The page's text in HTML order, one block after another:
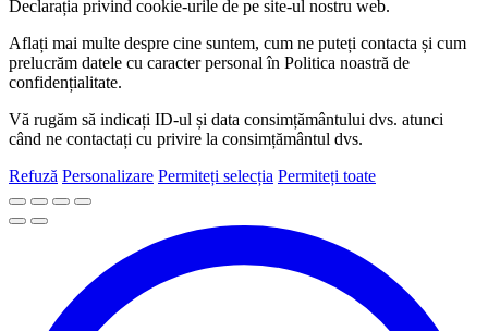
Declarația privind cookie-urile de pe site-ul nostru web.
Aflați mai multe despre cine suntem, cum ne puteți contacta și cum
prelucrăm datele cu caracter personal în Politica noastră de
confidențialitate.
Vă rugăm să indicați ID-ul și data consimțământului dvs. atunci
când ne contactați cu privire la consimțământul dvs.
Refuză Personalizare Permiteți selecția Permiteți toate